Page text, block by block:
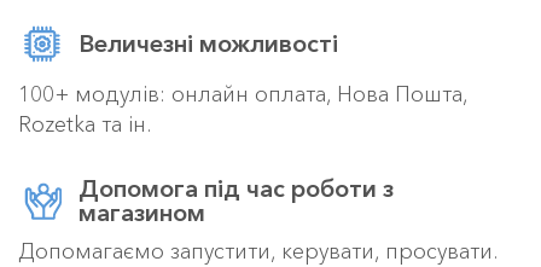
Величезні можливості
100+ модулів: онлайн оплата, Нова Пошта,
Rozetka та ін.
Допомога під час роботи з
магазином
Допомагаємо запустити, керувати, просувати.